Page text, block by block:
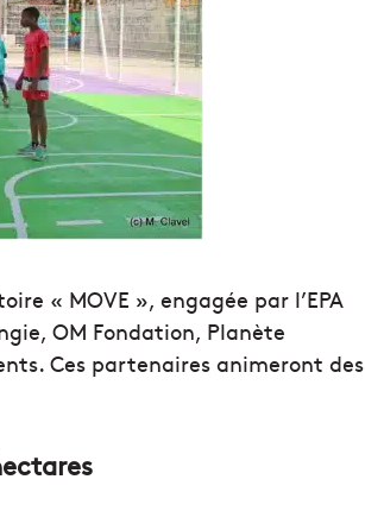
« MOVE », engagée par l’EPA
OM Fondation, Planète
Ces partenaires animeront des